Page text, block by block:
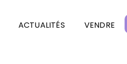
ACTUALITÉS VENDRE